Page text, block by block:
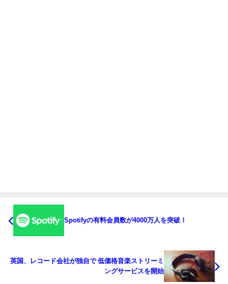
Spotifyの有料会員数が4000万人を突破！
英国、レコード会社が独自で 低価格音楽ストリーミ
ングサービスを開始